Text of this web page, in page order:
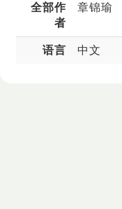
全部作
者
章锦瑜
语言 中文